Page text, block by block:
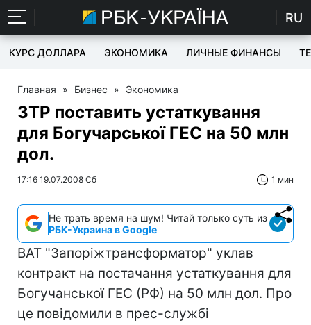
RU
КУРС ДОЛЛАРА ЭКОНОМИКА ЛИЧНЫЕ ФИНАНСЫ
Главная » Бизнес » Экономика
ЗТР поставить устаткування
для Богучарської ГЕС на 50 млн
дол.
17:16 19.07.2008 Сб 1 мин
Не трать время на шум! Читай только суть из
РБК-Украина в Google
ВАТ "Запоріжтрансформатор" уклав
контракт на постачання устаткування для
Богучанської ГЕС (РФ) на 50 млн дол. Про
це повідомили в прес-службі